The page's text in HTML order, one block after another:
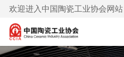
欢迎进入中国陶瓷工业协会网站